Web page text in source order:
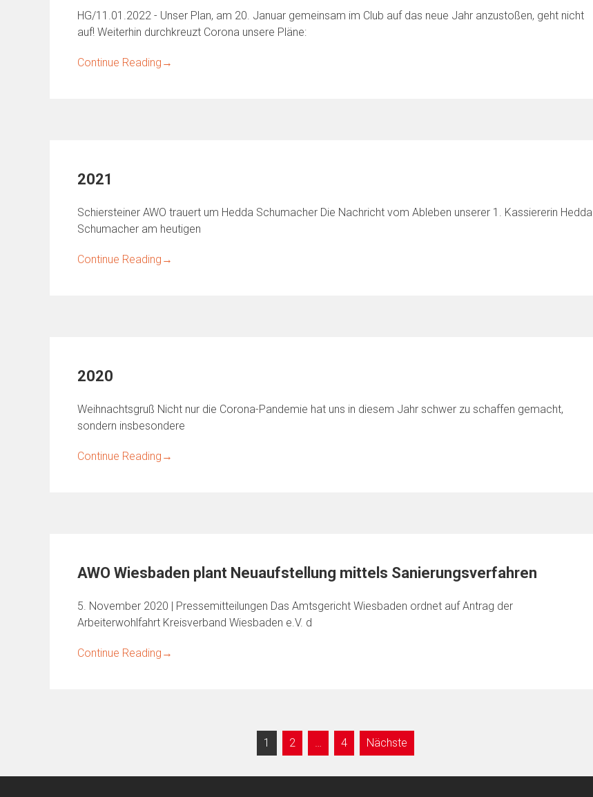
HG/11.01.2022 - Unser Plan, am 20. Januar gemeinsam im Club auf das neue Jahr anzustoßen, geht nicht
auf! Weiterhin durchkreuzt Corona unsere Pläne:
Continue Reading →
2021
Schiersteiner AWO trauert um Hedda Schumacher Die Nachricht vom Ableben unserer 1. Kassiererin Hedda
Schumacher am heutigen
Continue Reading →
2020
Weihnachtsgruß Nicht nur die Corona-Pandemie hat uns in diesem Jahr schwer zu schaffen gemacht,
sondern insbesondere
Continue Reading →
AWO Wiesbaden plant Neuaufstellung mittels Sanierungsverfahren
5. November 2020 | Pressemitteilungen Das Amtsgericht Wiesbaden ordnet auf Antrag der
Arbeiterwohlfahrt Kreisverband Wiesbaden e.V. d
Continue Reading →
1 2 … 4 Nächste